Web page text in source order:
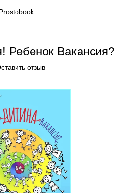
Ребенок Вакансия?
отзыв